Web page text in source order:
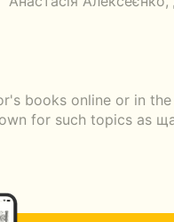
books online or in
for such topics as